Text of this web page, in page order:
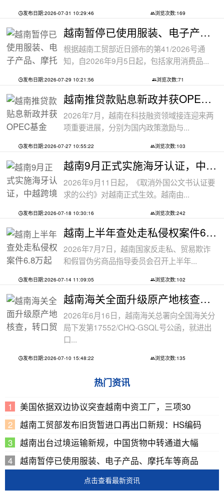
发布日期:2026-07-31 10:29:46 浏览次数:169
越南暂停已使用服装、电子产品、摩托车
根据越南工贸部近日颁布的第41/2026号通
知，自2026年9月5日起，包括家用消费品...
发布日期:2026-07-29 10:21:56 浏览次数:71
越南推贷款贴息新政并获OPEC基金5000万美
2026年7月，越南在科技融资领域接连迎来两
项重要进展，分别为国内政策激励与...
发布日期:2026-07-27 10:55:22 浏览次数:103
越南9月正式实施海牙认证，中越跨境文件
2026年9月11日起，《取消外国公文书认证要
求的公约》对越南正式生效。越南由...
发布日期:2026-07-18 10:30:16 浏览次数:242
越南上半年查处走私侵权案件6.8万起
2026年7月7日，越南国家反走私、贸易欺诈
和假冒伪劣商品指导委员会召开上半年...
发布日期:2026-07-14 11:09:05 浏览次数:102
越南海关全面升级原产地核查，转口贸易
2026年6月16日，越南海关总署向全国海关分
局下发第17552/CHQ-GSQL号公函，就进出
口...
发布日期:2026-07-10 15:48:22 浏览次数:135
热门资讯
美国依据双边协议突查越南中资工厂，三项30
越南工贸部发布旧货暂进口再出口新规：HS编码
越南出台过境运输新规，中国货物中转通道大幅
越南暂停已使用服装、电子产品、摩托车等商品
点击查看最新资讯